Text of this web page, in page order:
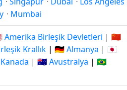
· Mumbai
Amerika Birleşik Devletleri | 🇨🇳
Krallık | 🇩🇪 Almanya | 🇯🇵
| 🇦🇺 Avustralya | 🇧🇷